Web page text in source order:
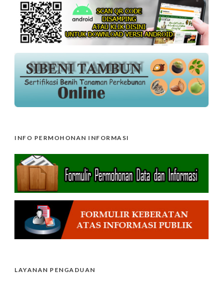
INFO PERMOHONAN INFORMASI
LAYANAN PENGADUAN